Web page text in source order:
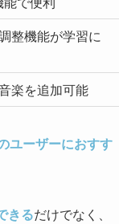
整機能が学習に
楽を追加可能
ユーザーにおすす
きるだけでなく、